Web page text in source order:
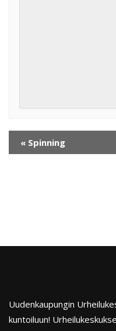
« Spinning
Uudenkaupungin
kuntoiluun!